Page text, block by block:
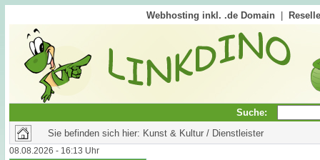
Webhosting inkl. .de Domain
Suche:
Sie befinden sich hier: Kunst & Kultur / Dienstleister
08.08.2026 - 16:13 Uhr